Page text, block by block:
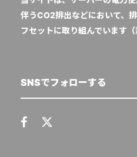
伴うCO2排出などにおいて、
フセットに取り組んでいます（
SNSでフォローする